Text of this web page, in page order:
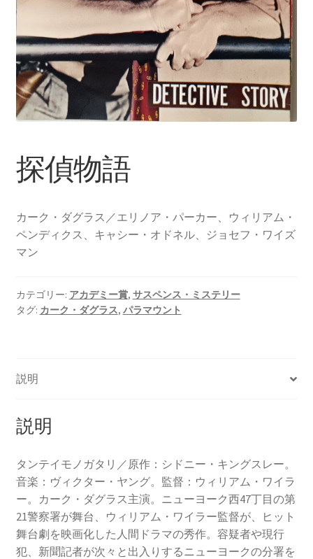
探偵物語
カーク・ダグラス／エリノア・パーカー、ウィリアム・
ペンディクス、キャシー・オドネル、ジョセフ・ワイズ
マン
カテゴリー: アカデミー賞, サスペンス・ミステリー
タグ: カーク・ダグラス, パラマウント
説明
説明
タンテイモノガタリ／原作：シドニー・キングスレー。
音楽：ヴィクター・ヤング。監督：ウィリアム・ワイラ
ー。カーク・ダグラス主演。ニューヨーク西47丁目の第
21警察署が舞台、ウィリアム・ワイラー監督が、ヒット
舞台劇を映画化した人間ドラマの秀作。容疑者や現行
犯、新聞記者が次々と出入りするニューヨークの分署を